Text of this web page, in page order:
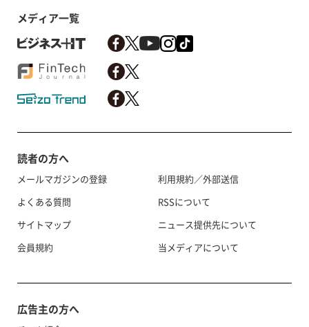
メディア一覧
読者の方へ
メールマガジンの登録
よくある質問
サイトマップ
会員規約
利用規約／外部送信
RSSについて
ニュース提供先について
当メディアについて
広告主の方へ